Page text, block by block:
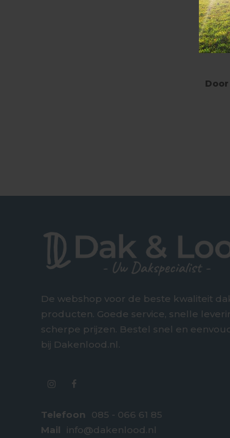
De webshop voor de beste kwaliteit
producten. Goede service, snelle
scherpe prijzen. Bestel snel en
bij Dakenlood.nl.
Telefoon
085 - 066 61 85
Mail
info@dakenlood.nl